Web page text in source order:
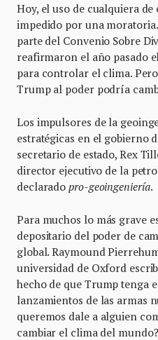
Hoy, el uso de cualquiera de
impedido por una
parte del Convenio Sobre
reafirmaron el año pasado
para controlar el clima.
Trump al poder podría
Los impulsores de la
estratégicas en el gobierno
secretario de estado, Rex
director ejecutivo de la
declarado pro-geoingeniería.
Para muchos lo más grave
depositario del poder de
global. Raymound
universidad de Oxford
hecho de que Trump tenga
lanzamientos de las armas
queremos dale a alguien
cambiar el clima del